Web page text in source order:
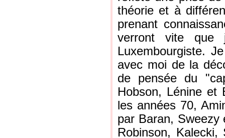
théorie et à
prenant
verront vite que
Luxembourgiste.
avec moi de la
de pensée du
Hobson, Lénine et
les années 70,
par Baran, Sweezy
Robinson,